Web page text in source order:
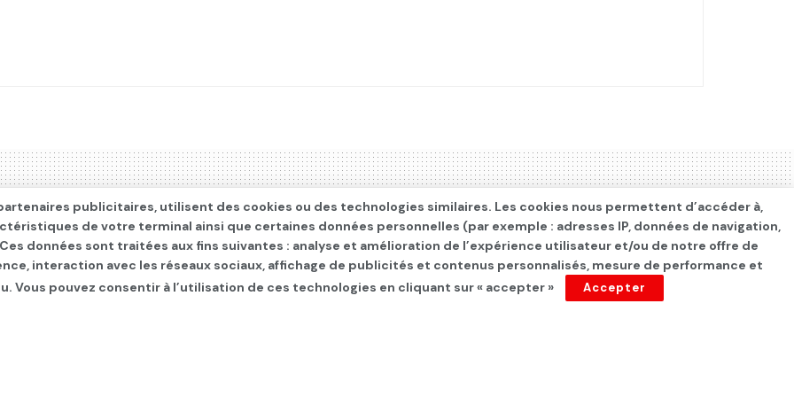
publicitaires, utilisent des cookies ou des technologies similaires. Les cookies nous permettent d’accéder à,
de votre terminal ainsi que certaines données personnelles (par exemple : adresses IP, données de navigation,
données sont traitées aux fins suivantes : analyse et amélioration de l’expérience utilisateur et/ou de notre offre de
interaction avec les réseaux sociaux, affichage de publicités et contenus personnalisés, mesure de performance et
pouvez consentir à l’utilisation de ces technologies en cliquant sur « accepter »
Accepter